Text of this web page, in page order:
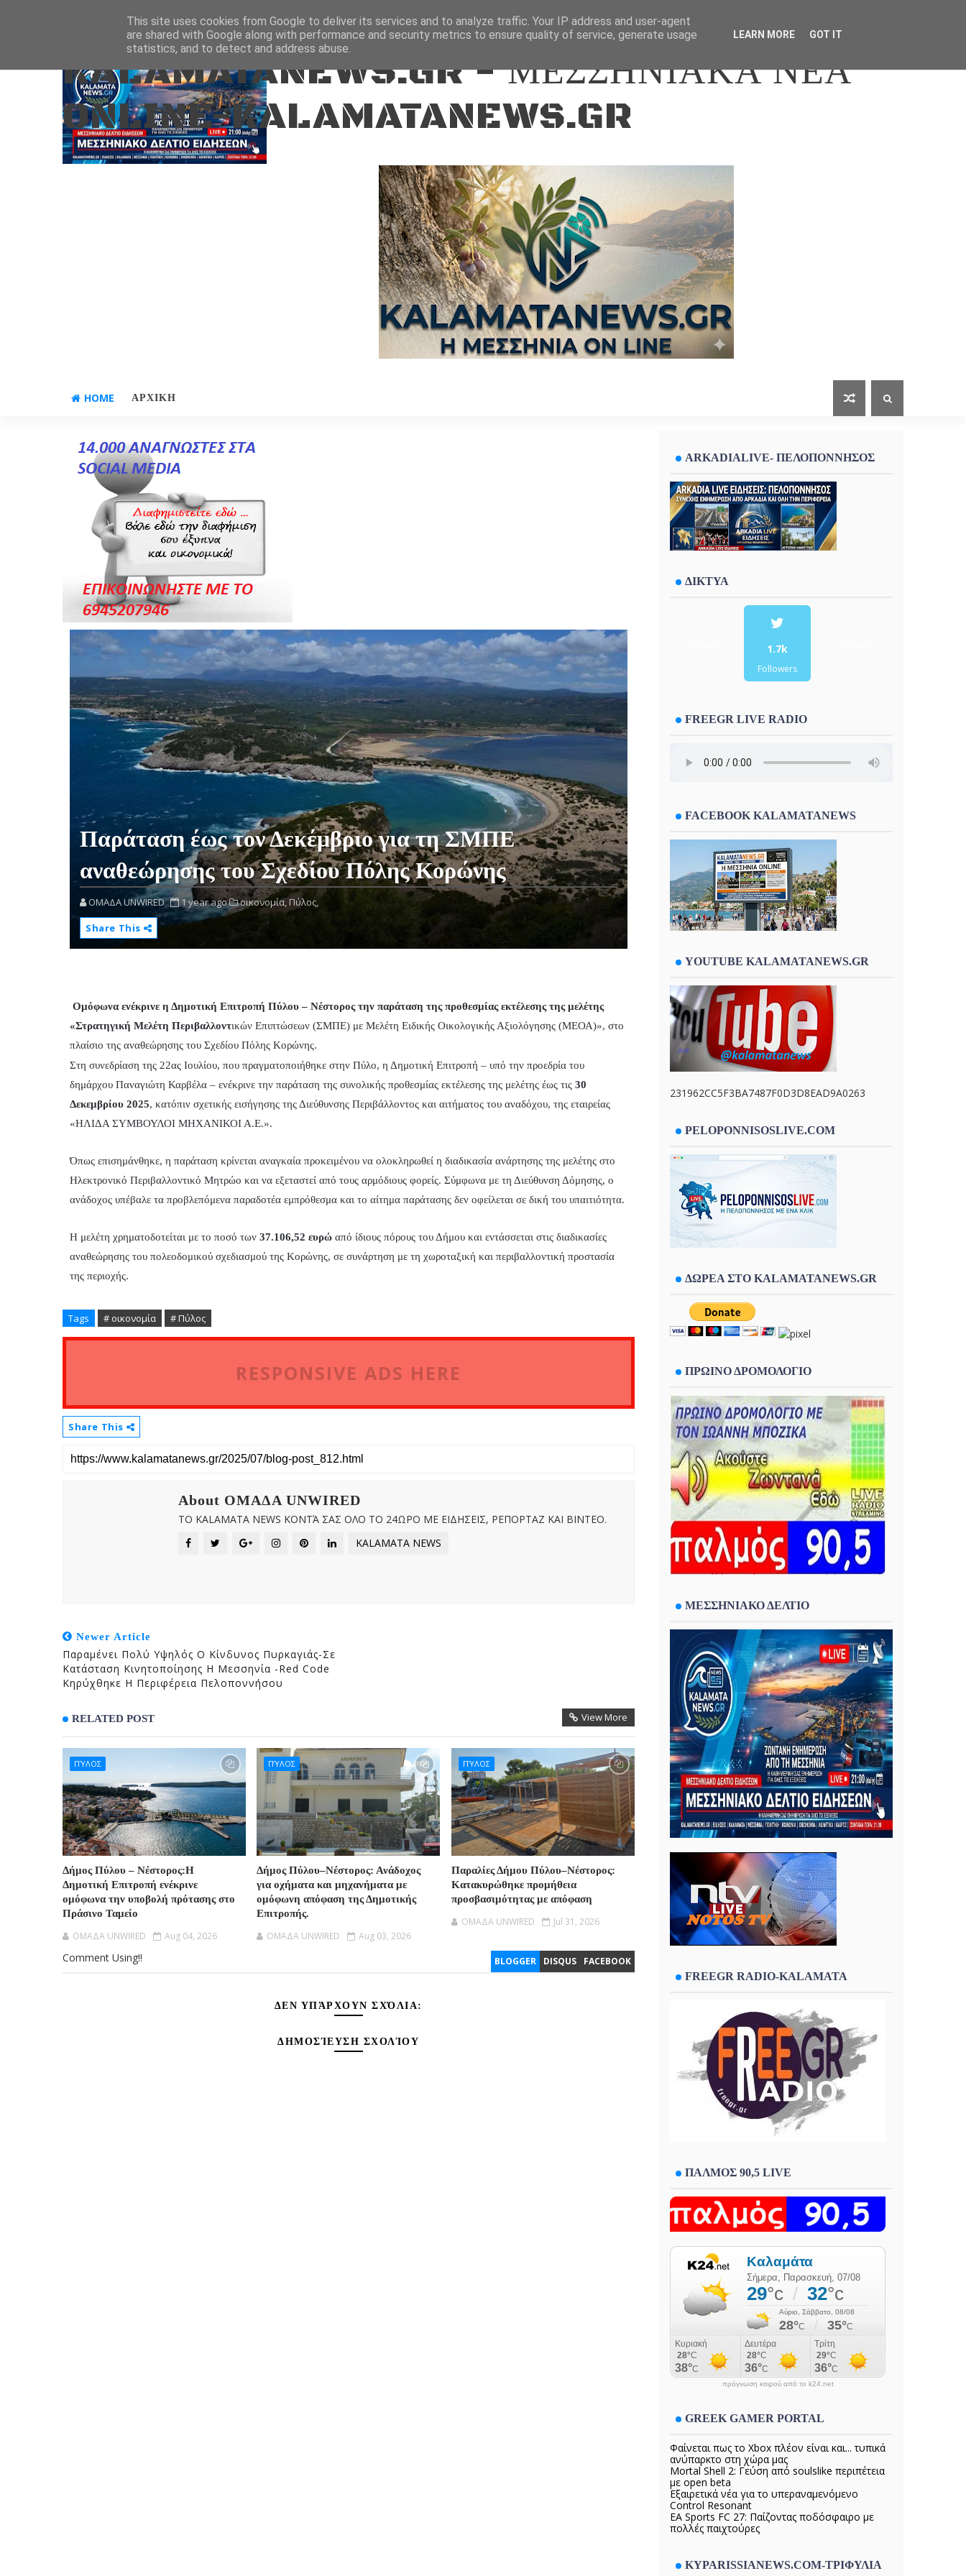
Aug 7, 2026
KALAMATANEWS.GR - ΜΕΣΣΗΝΙΑΚΑ ΝΕΑ
ONLINE-KALAMATANEWS.GR
HOME ΑΡΧΙΚΗ
Παράταση έως τον Δεκέμβριο για τη ΣΜΠΕ
αναθεώρησης του Σχεδίου Πόλης Κορώνης
OMAΔΑ UNWIRED 1 year ago οικονομία,Πύλος,
Share This
Ομόφωνα ενέκρινε η Δημοτική Επιτροπή Πύλου – Νέστορος την παράταση της προθεσμίας εκτέλεσης της μελέτης
«Στρατηγική Μελέτη Περιβαλλοντικών Επιπτώσεων (ΣΜΠΕ) με Μελέτη Ειδικής Οικολογικής Αξιολόγησης (ΜΕΟΑ)», στο
πλαίσιο της αναθεώρησης του Σχεδίου Πόλης Κορώνης.
Στη συνεδρίαση της 22ας Ιουλίου, που πραγματοποιήθηκε στην Πύλο, η Δημοτική Επιτροπή – υπό την προεδρία του
δημάρχου Παναγιώτη Καρβέλα – ενέκρινε την παράταση της συνολικής προθεσμίας εκτέλεσης της μελέτης έως τις 30
Δεκεμβρίου 2025, κατόπιν σχετικής εισήγησης της Διεύθυνσης Περιβάλλοντος και αιτήματος του αναδόχου, της εταιρείας
«ΗΛΙΔΑ ΣΥΜΒΟΥΛΟΙ ΜΗΧΑΝΙΚΟΙ Α.Ε.».
Όπως επισημάνθηκε, η παράταση κρίνεται αναγκαία προκειμένου να ολοκληρωθεί η διαδικασία ανάρτησης της μελέτης στο
Ηλεκτρονικό Περιβαλλοντικό Μητρώο και να εξεταστεί από τους αρμόδιους φορείς. Σύμφωνα με τη Διεύθυνση Δόμησης, ο
ανάδοχος υπέβαλε τα προβλεπόμενα παραδοτέα εμπρόθεσμα και το αίτημα παράτασης δεν οφείλεται σε δική του υπαιτιότητα.
Η μελέτη χρηματοδοτείται με το ποσό των 37.106,52 ευρώ από ίδιους πόρους του Δήμου και εντάσσεται στις διαδικασίες
αναθεώρησης του πολεοδομικού σχεδιασμού της Κορώνης, σε συνάρτηση με τη χωροταξική και περιβαλλοντική προστασία
της περιοχής.
Tags # οικονομία # Πύλος
RESPONSIVE ADS HERE
Share This
About OMAΔΑ UNWIRED
ΤΟ KALAMATA NEWS ΚΟΝΤΆ ΣΑΣ ΟΛΟ ΤΟ 24ΩΡΟ ΜΕ ΕΙΔΗΣΕΙΣ, ΡΕΠΟΡΤΑΖ ΚΑΙ ΒΙΝΤΕΟ.
KALAMATA NEWS
Newer Article
Παραμένει Πολύ Υψηλός Ο Κίνδυνος Πυρκαγιάς-Σε
Κατάσταση Κινητοποίησης Η Μεσσηνία -Red Code
Κηρύχθηκε Η Περιφέρεια Πελοποννήσου
RELATED POST View More
ΠΎΛΟΣ
Δήμος Πύλου – Νέστορος:Η
Δημοτική Επιτροπή ενέκρινε
ομόφωνα την υποβολή πρότασης στο
Πράσινο Ταμείο
OMAΔΑ UNWIRED Aug 04, 2026
ΠΎΛΟΣ
Δήμος Πύλου–Νέστορος: Ανάδοχος
για οχήματα και μηχανήματα με
ομόφωνη απόφαση της Δημοτικής
Επιτροπής.
OMAΔΑ UNWIRED Aug 03, 2026
ΠΎΛΟΣ
Παραλίες Δήμου Πύλου–Νέστορος:
Κατακυρώθηκε προμήθεια
προσβασιμότητας με απόφαση
OMAΔΑ UNWIRED Jul 31, 2026
BLOGGER DISQUS FACEBOOK
Comment Using!!
ΔΕΝ ΥΠΆΡΧΟΥΝ ΣΧΌΛΙΑ:
ΔΗΜΟΣΊΕΥΣΗ ΣΧΟΛΊΟΥ
ARKADIALIVE- ΠΕΛΟΠΟΝΝΗΣΟΣ
ΔΙΚΤΥΑ
1.7k
Followers
FREEGR LIVE RADIO
FACEBOOK KALAMATANEWS
YOUTUBE KALAMATANEWS.GR
231962CC5F3BA7487F0D3D8EAD9A0263
PELOPONNISOSLIVE.COM
ΔΩΡΕΑ ΣΤΟ KALAMATANEWS.GR
ΠΡΩΙΝΟ ΔΡΟΜΟΛΟΓΙΟ
ΜΕΣΣΗΝΙΑΚΟ ΔΕΛΤΙΟ
FREEGR RADIO-KALAMATA
ΠΑΛΜΟΣ 90,5 LIVE
πρόγνωση καιρού από το k24.net
GREEK GAMER PORTAL
Φαίνεται πως το Xbox πλέον είναι και... τυπικά
ανύπαρκτο στη χώρα μας
Mortal Shell 2: Γεύση από soulslike περιπέτεια
με open beta
Εξαιρετικά νέα για το υπεραναμενόμενο
Control Resonant
EA Sports FC 27: Παίζοντας ποδόσφαιρο με
πολλές παιχτούρες
KYPARISSIANEWS.COM-ΤΡΙΦΥΛΙΑ
This site uses cookies from Google to deliver its services and to analyze traffic. Your IP address and user-agent
are shared with Google along with performance and security metrics to ensure quality of service, generate usage
statistics, and to detect and address abuse.
LEARN MORE GOT IT